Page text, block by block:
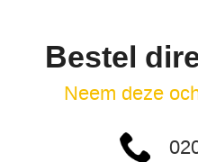
Bestel
Neem deze